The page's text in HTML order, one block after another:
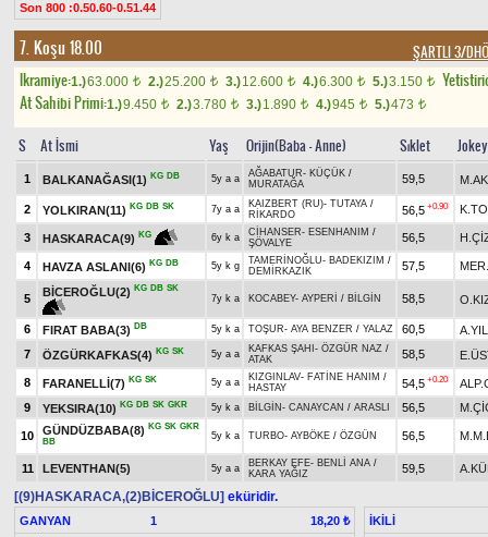
Son 800 :0.50.60-0.51.44
7. Koşu 18.00 ŞARTLI 3/
Ikramiye:1.)63.000 t 2.)25.200 t 3.)12.600 t 4.)6.300 t 5.)3.150 t
At Sahibi Primi:1.)9.450 t 2.)3.780 t 3.)1.890 t 4.)945 t 5.)473 t
S At İsmi Yaş Orijin(Baba - Anne) Sıklet Jokey
1 BALKANAĞASI(1) KG DB 5y a a AĞABATUR- KÜÇÜK /
MURATAĞA
59,5
2 YOLKIRAN(11) KG DB SK 7y a a KAIZBERT (RU)- TUTAYA /
RİKARDO
56,5 +0.90
3 HASKARACA(9) KG 6y k a CİHANSER- ESENHANIM /
ŞÖVALYE
56,5
4 HAVZA ASLANI(6) KG DB 5y k g TAMERİNOĞLU- BADEKIZIM /
DEMİRKAZIK
57,5
5
BİCEROĞLU(2) KG DB SK
7y k a KOCABEY- AYPERİ / BİLGİN 58,5
6 FIRAT BABA(3) DB 5y k a TOŞUR- AYA BENZER / YALAZ 60,5
7
ÖZGÜRKAFKAS(4) KG SK 5y a a KAFKAS ŞAHI - ÖZGÜR NAZ /
ATAK
58,5
8 FARANELLİ(7) KG SK 5y a a KIZGINLAV- FATİNE HANIM /
HASTAY
54,5 +0.20
9
YEKSIRA(10) KG DB SK GKR 5y k a BİLGİN - CANAYCAN / ARASLI 56,5
10 GÜNDÜZBABA(8) KG SK GKR
BB
5y k a TURBO- AYBÖKE / ÖZGÜN 56,5
11 LEVENTHAN(5) 5y a a BERKAY EFE- BENLİ ANA /
KARA YAĞIZ
59,5
[(9)HASKARACA,(2)BİCEROĞLU] eküridir.
GANYAN 1
18,20 ₺
İKİLİ